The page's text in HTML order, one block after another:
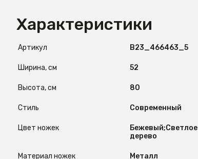
Характеристики
Артикул B23_466463_5
Ширина, см 52
Высота, см 80
Стиль Современный
Цвет ножек
Бежевый;Светлое
дерево
Материал ножек Металл